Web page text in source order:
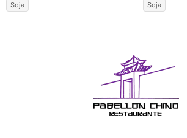
Soja Soja